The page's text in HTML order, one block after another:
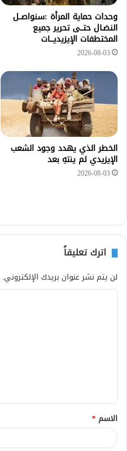
وحدات حماية المرأة :سنواصــل
النضـال حتــى تحرير جميع
المختطفات الإيزيديـــات
2026-08-03
الخطر الذي يهدد وجود الشعب
الإيزيدي لم ينتهِ بعد
2026-08-03
اترك تعليقاً
لن يتم نشر عنوان بريدك الإلكتروني.
ق
*
الاسم *